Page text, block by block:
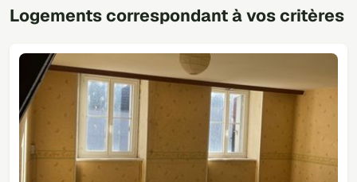
Logements correspondant à vos critères